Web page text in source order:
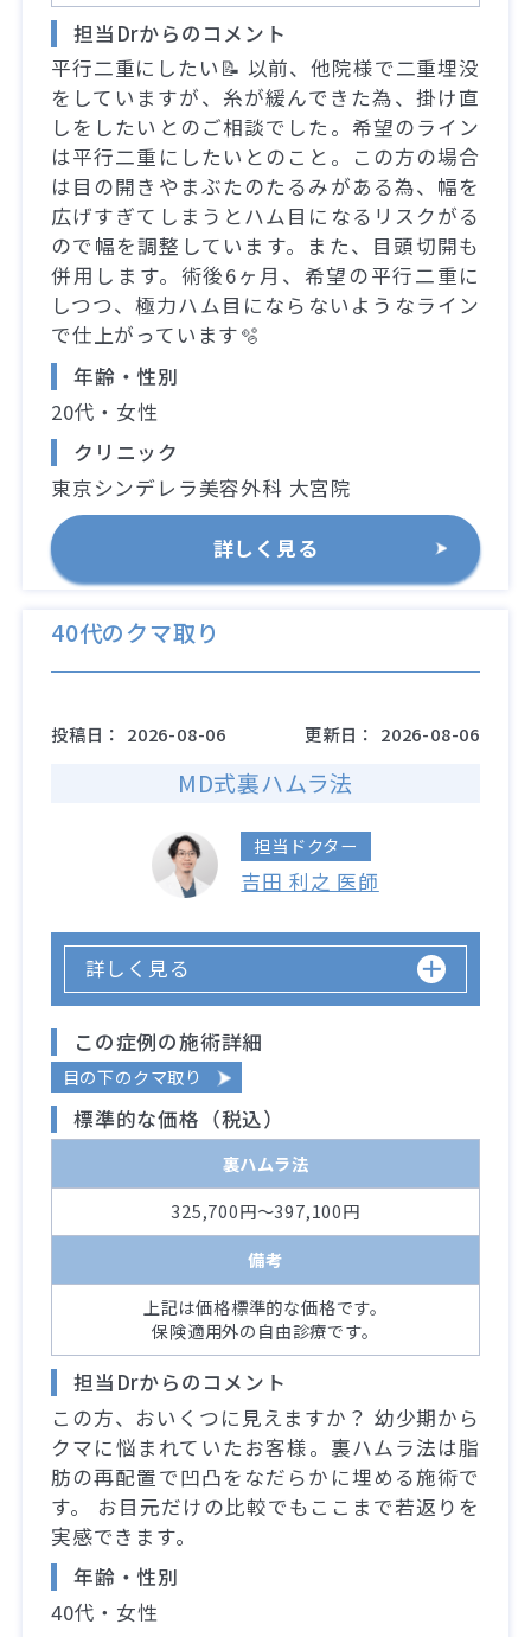
担当Drからのコメント
平行二重にしたい📝 以前、他院様で二重埋没
をしていますが、糸が緩んできた為、掛け直
しをしたいとのご相談でした。希望のライン
は平行二重にしたいとのこと。この方の場合
は目の開きやまぶたのたるみがある為、幅を
広げすぎてしまうとハム目になるリスクがる
ので幅を調整しています。また、目頭切開も
併用します。術後6ヶ月、希望の平行二重に
しつつ、極力ハム目にならないようなライン
で仕上がっています🫧
年齢・性別
20代・女性
クリニック
東京シンデレラ美容外科 大宮院
詳しく見る
40代のクマ取り
投稿日： 2026-08-06 更新日： 2026-08-06
MD式裏ハムラ法
担当ドクター
吉田 利之 医師
詳しく見る
この症例の施術詳細
目の下のクマ取り
標準的な価格（税込）
裏ハムラ法
325,700円～397,100円
備考
上記は価格標準的な価格です。
保険適用外の自由診療です。
担当Drからのコメント
この方、おいくつに見えますか？ 幼少期から
クマに悩まれていたお客様。裏ハムラ法は脂
肪の再配置で凹凸をなだらかに埋める施術で
す。 お目元だけの比較でもここまで若返りを
実感できます。
年齢・性別
40代・女性